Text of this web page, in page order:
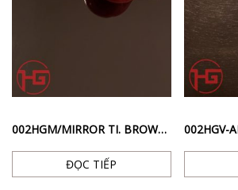
002HGM/MIRROR TI. BROWN – INOX BỀ MẶT BÓNG GƯƠNG MÀU NÂU
ĐỌC TIẾP